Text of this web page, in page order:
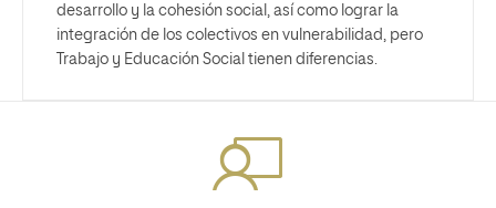
desarrollo y la cohesión social, así como lograr la
integración de los colectivos en vulnerabilidad, pero
Trabajo y Educación Social tienen diferencias.